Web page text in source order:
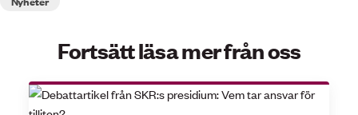
Fortsätt läsa mer från oss